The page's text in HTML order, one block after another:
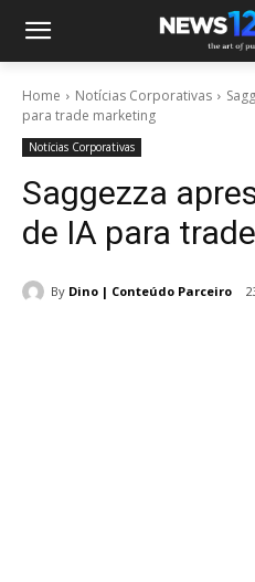
Home Notícias Corporativas
para trade marketing
Notícias Corporativas
Saggezza
de IA para
By Dino | Conteúdo Parceiro